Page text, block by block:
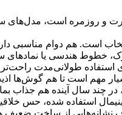
روزمره است، مدل‌های
خطوط هندسی یا نمادهای
استفاده طولانی‌مدت راحت‌تر
مهم است تا هم گوش‌ها
چند سال آینده هم جذاب
استفاده شده، حس
نشانه‌هایی از ساخت